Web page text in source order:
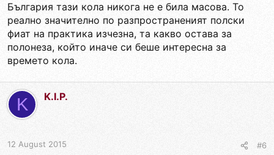
България тази кола никога не е била масова. То
реално значително по разпространеният полски
фиат на практика изчезна, та какво остава за
полонеза, който иначе си беше интересна за
времето кола.
K K.I.P.
12 August 2015 #6